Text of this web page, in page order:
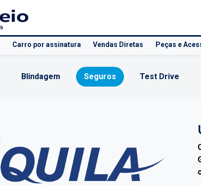
Carro por assinatura Vendas Diretas Peças e
Blindagem Seguros Test Drive